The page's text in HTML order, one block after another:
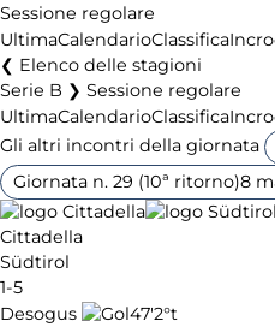
Sessione regolare
UltimaCalendarioClassifica
Elenco delle stagioni
Serie B ❯ Sessione regolare
UltimaCalendarioClassifica
Gli altri incontri della giornata
Giornata n. 29 (10ª ritorno)8
Cittadella
Südtirol
1-5
Desogus
47'2°t